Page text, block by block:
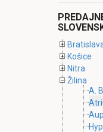
Košice
Nitra
Žilina
A.